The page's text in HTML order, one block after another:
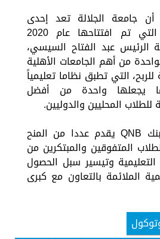
أن جامعة الجلالة تعد إحدى
الجامعات الأهلية، التي تم افتتاحها عام 2020
الرئيس عبد الفتاح السيسي،
من أهم الجامعات الأهلية
للربح، التي تطبق نظاما تعليمياً
يجعلها واحدة من أفضل
المحليين والدوليين.
كما يشار إلى أن بنك QNB يقدم عددا من المنح
المتفوقين والمبتكرين من
وتيسير سبل الحصول
الملائمة بالتعاون مع كبرى